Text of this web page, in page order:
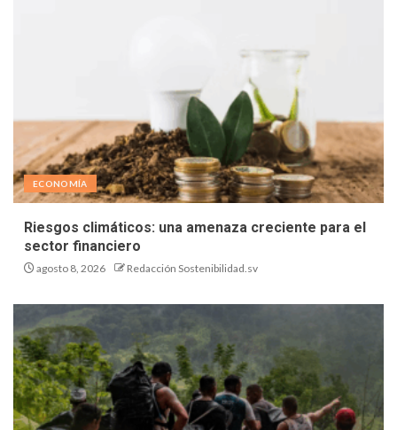
ECONOMÍA
Riesgos climáticos: una amenaza creciente para el
sector financiero
agosto 8, 2026 Redacción Sostenibilidad.sv